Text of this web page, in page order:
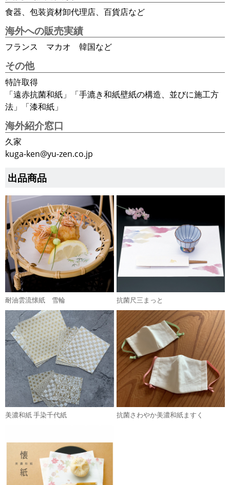
食器、包装資材卸代理店、百貨店など
海外への販売実績
フランス マカオ 韓国など
その他
特許取得
「遠赤抗菌和紙」「手漉き和紙壁紙の構造、並びに施工方
法」「漆和紙」
海外紹介窓口
久家
kuga-ken@yu-zen.co.jp
出品商品
耐油雲流懐紙 雪輪 抗菌尺三まっと
美濃和紙 手染千代紙 抗菌さわやか美濃和紙ますく